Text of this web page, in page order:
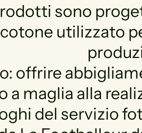
sono
utilizzato
offrire
a maglia alla
del servizio